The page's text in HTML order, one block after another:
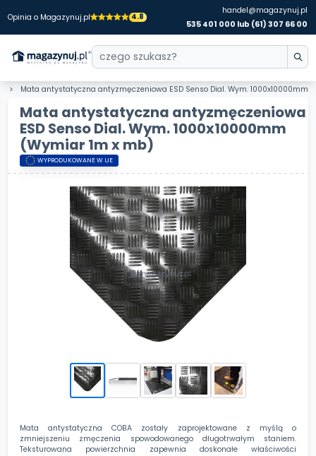
Opinia o Magazynuj.pl 4.8
handel@magazynuj.pl
535 401 000 lub (61) 307 66 00
Mata antystatyczna antyzmęczeniowa ESD Senso Dial. Wym. 1000x10000mm
Mata antystatyczna antyzmęczeniowa
ESD Senso Dial. Wym. 1000x10000mm
(Wymiar 1m x mb)
WYPRODUKOWANE W UE
Mata antystatyczna COBA zostały zaprojektowane z myślą o
zmniejszeniu zmęczenia spowodowanego długotrwałym staniem.
Teksturowana powierzchnia zapewnia doskonałe właściwości